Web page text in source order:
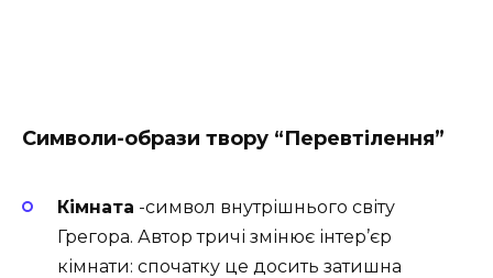
Символи-образи твору “Перевтілення”
Кімната -символ внутрішнього світу
Грегора. Автор тричі змінює інтер’єр
кімнати: спочатку це досить затишна